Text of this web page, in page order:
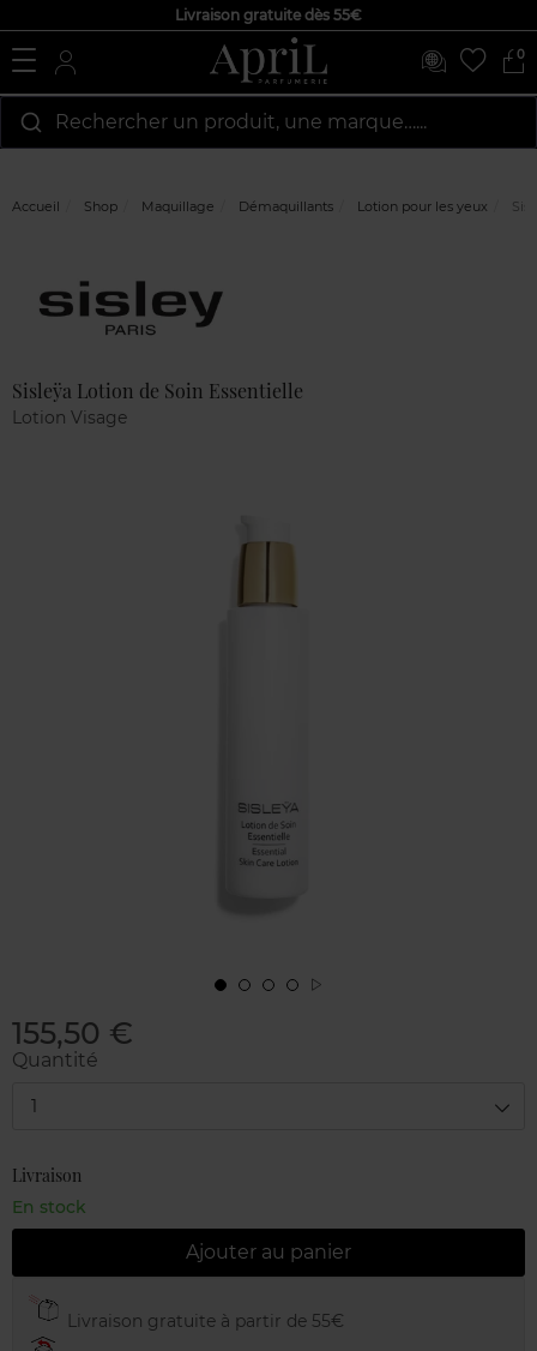
Livraison gratuite dès 55€
0
Rechercher un produit, une marque…...
Accueil Shop Maquillage Démaquillants Lotion pour les yeux
Sisleÿa Lotion de Soin Essentielle
Lotion Visage
155,50 €
Quantité
1
Livraison
En stock
Ajouter au panier
Livraison gratuite à partir de 55€